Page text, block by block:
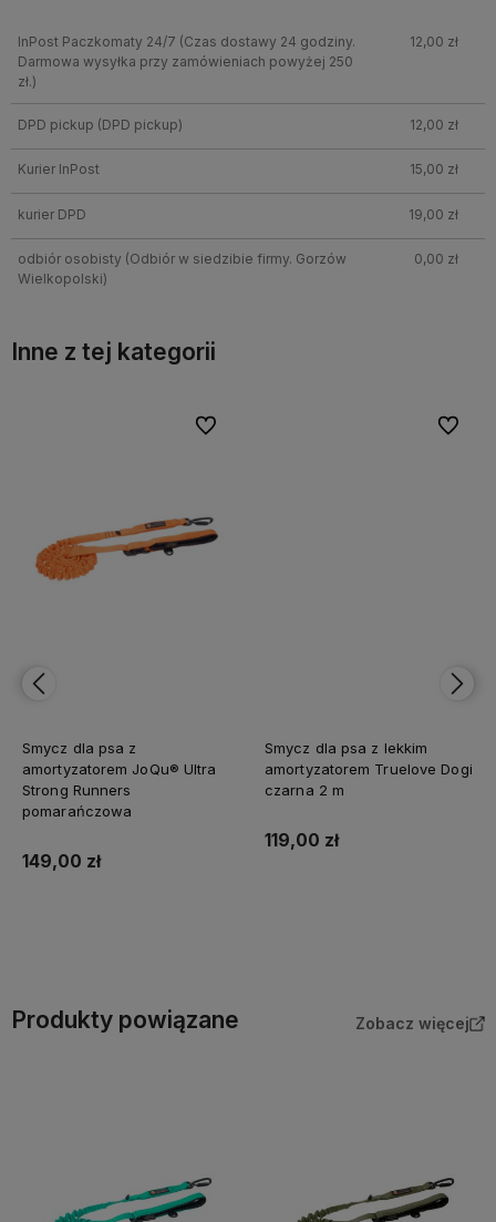
InPost Paczkomaty 24/7 (Czas dostawy 24 godziny.
Darmowa wysyłka przy zamówieniach powyżej 250
zł.)
12,00 zł
DPD pickup (DPD pickup) 12,00 zł
Kurier InPost 15,00 zł
kurier DPD 19,00 zł
odbiór osobisty (Odbiór w siedzibie firmy. Gorzów
Wielkopolski)
0,00 zł
Inne z tej kategorii
Smycz dla psa z
amortyzatorem JoQu® Ultra
Strong Runners
pomarańczowa
149,00 zł
Do ulubionych
Smycz dla psa z lekkim
amortyzatorem Truelove Dogi
czarna 2 m
119,00 zł
Do
Produkty powiązane Zobacz więcej